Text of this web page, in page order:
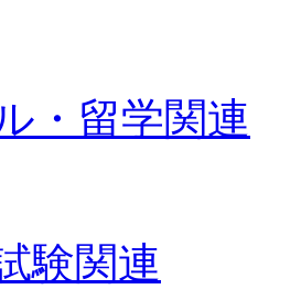
・留学関連
験関連